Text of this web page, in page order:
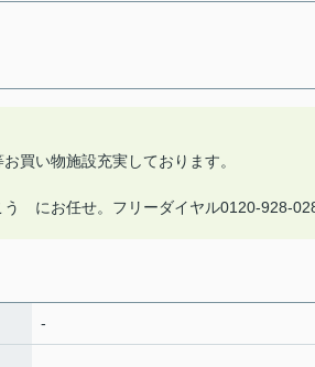
買い物施設充実しております。
にお任せ。フリーダイヤル0120-928-
-